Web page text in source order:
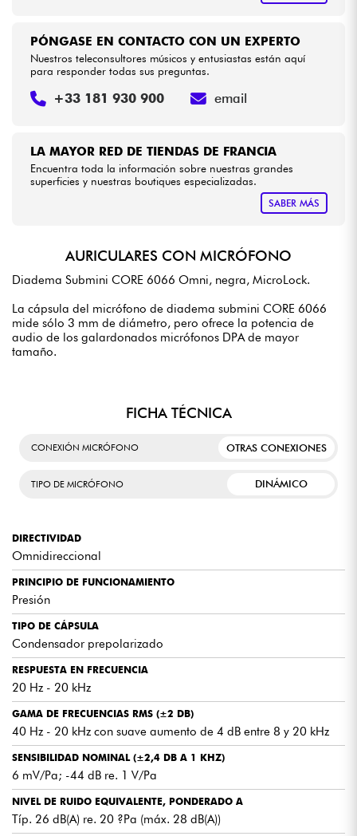
LA MAYOR RED DE TIENDAS DE FRANCIA
Encuentra toda la información sobre nuestras grandes
superficies y nuestras boutiques especializadas.
SABER MÁS
PÓNGASE EN CONTACTO CON UN EXPERTO
Nuestros teleconsultores músicos y entusiastas están aquí
para responder todas sus preguntas.
+33 181 930 900 email
AURICULARES CON MICRÓFONO
Diadema Submini CORE 6066 Omni, negra, MicroLock.
La cápsula del micrófono de diadema submini CORE 6066
mide sólo 3 mm de diámetro, pero ofrece la potencia de
audio de los galardonados micrófonos DPA de mayor
tamaño.
FICHA TÉCNICA
CONEXIÓN MICRÓFONO OTRAS CONEXIONES
TIPO DE MICRÓFONO DINÁMICO
DIRECTIVIDAD
Omnidireccional
PRINCIPIO DE FUNCIONAMIENTO
Presión
TIPO DE CÁPSULA
Condensador prepolarizado
RESPUESTA EN FRECUENCIA
20 Hz - 20 kHz
GAMA DE FRECUENCIAS RMS (±2 DB)
40 Hz - 20 kHz con suave aumento de 4 dB entre 8 y 20 kHz
SENSIBILIDAD NOMINAL (±2,4 DB A 1 KHZ)
6 mV/Pa; -44 dB re. 1 V/Pa
NIVEL DE RUIDO EQUIVALENTE, PONDERADO A
Típ. 26 dB(A) re. 20 ?Pa (máx. 28 dB(A))